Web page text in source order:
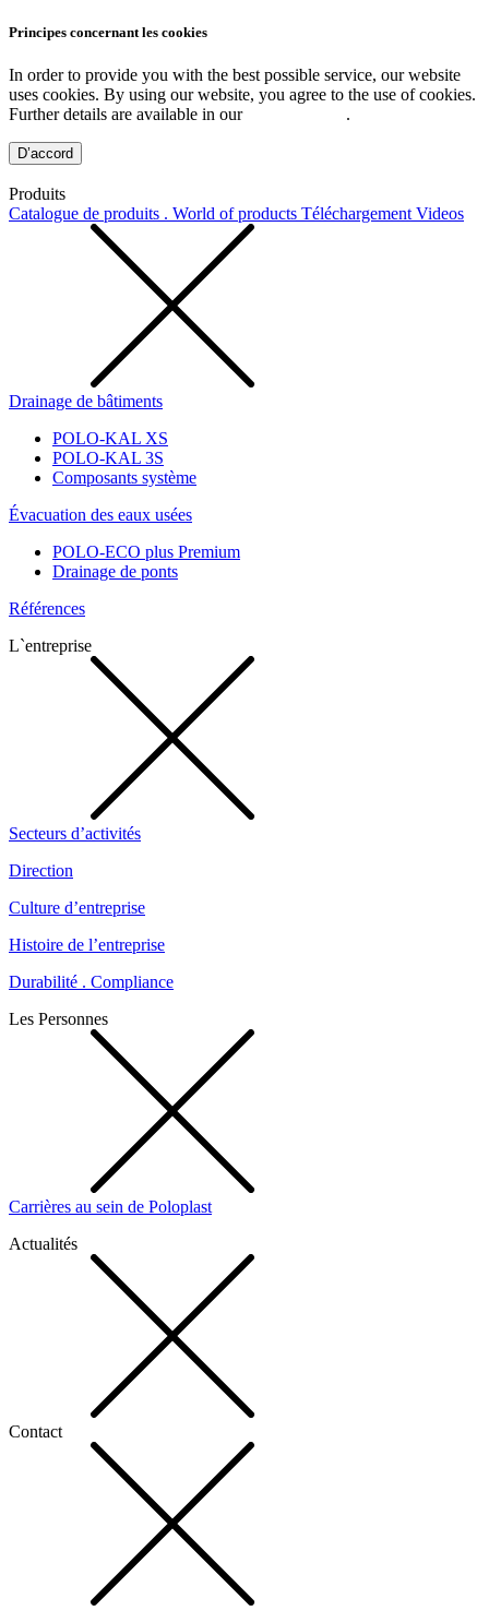
Principes concernant les cookies
In order to provide you with the best possible service, our website
uses cookies. By using our website, you agree to the use of cookies.
Further details are available in our
.
D’accord
Produits
Catalogue de produits . World of products Téléchargement Videos
Drainage de bâtiments
POLO-KAL XS
POLO-KAL 3S
Composants système
Évacuation des eaux usées
POLO-ECO plus Premium
Drainage de ponts
Références
L`entreprise
Secteurs d’activités
Direction
Culture d’entreprise
Histoire de l’entreprise
Durabilité . Compliance
Les Personnes
Carrières au sein de Poloplast
Actualités
Contact